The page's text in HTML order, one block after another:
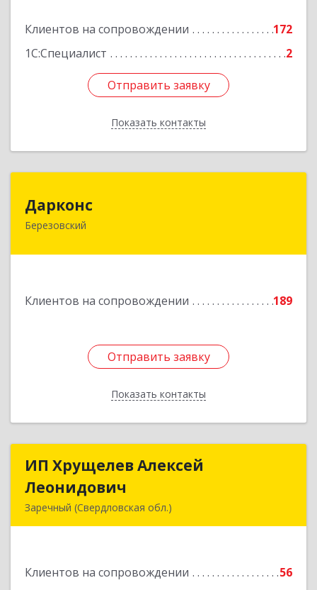
Клиентов на сопровождении
172
1С:Специалист
2
Отправить заявку
Показать контакты
Отправить заявку
Назад
Дарконс
Березовский
Клиентов на сопровождении 189
Отправить заявку
Показать контакты
623700, Свердловская обл, Березовский г,
Отправить заявку
Назад
ИП Хрущелев Алексей
Леонидович
Заречный (Свердловская обл.)
Клиентов на сопровождении 56
ИП Хрущелев Алексей
Подробнее